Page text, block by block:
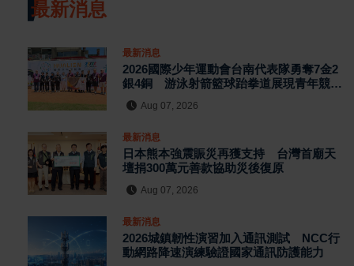
最新消息
最新消息
2026國際少年運動會台南代表隊勇奪7金2
銀4銅 游泳射箭籃球跆拳道展現青年競技
實力
Aug 07, 2026
最新消息
日本熊本強震賑災再獲支持 台灣首廟天
壇捐300萬元善款協助災後復原
Aug 07, 2026
最新消息
2026城鎮韌性演習加入通訊測試 NCC行
動網路降速演練驗證國家通訊防護能力